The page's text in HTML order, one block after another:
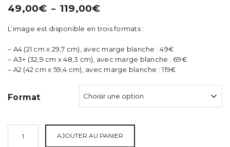
49,00€ – 119,00€Plage
prix :
119,00€
L’image est disponible en trois formats :
– A4 (21 cm x 29,7 cm), avec marge blanche : 49€
– A3+ (32,9 cm x 48,3 cm), avec marge blanche : 69€
– A2 (42 cm x 59,4 cm), avec marge blanche : 119€
Format
AJOUTER AU PANIER